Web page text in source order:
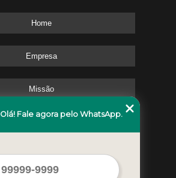
Home
Empresa
Missão
Contato
Olá! Fale agora pelo WhatsApp.